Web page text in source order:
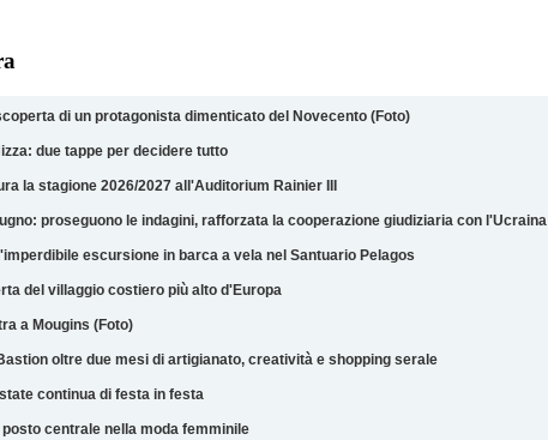
di un protagonista dimenticato del Novecento (Foto)
due tappe per decidere tutto
la stagione 2026/2027 all'Auditorium Rainier III
proseguono le indagini, rafforzata la cooperazione giudiziaria con l'Ucraina
escursione in barca a vela nel Santuario Pelagos
del villaggio costiero più alto d'Europa
a Mougins (Foto)
oltre due mesi di artigianato, creatività e shopping serale
continua di festa in festa
centrale nella moda femminile